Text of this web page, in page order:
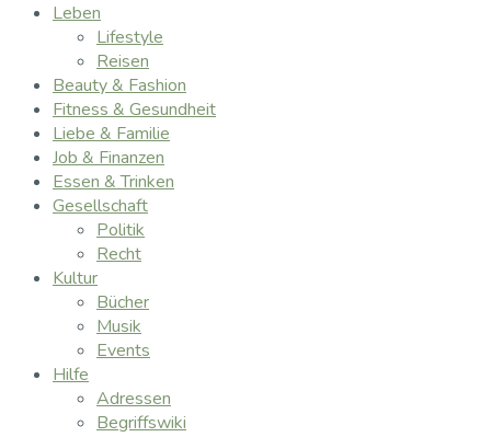
Leben
Lifestyle
Reisen
Beauty & Fashion
Fitness & Gesundheit
Liebe & Familie
Job & Finanzen
Essen & Trinken
Gesellschaft
Politik
Recht
Kultur
Bücher
Musik
Events
Hilfe
Adressen
Begriffswiki